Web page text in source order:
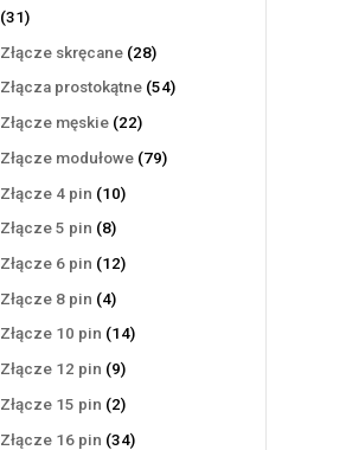
3131
produktów
Złącze skręcane 2828
produktów
Złącza prostokątne 5454
Złącze męskie 2222
produkty
Złącze modułowe 7979
Złącze 4 pin 1010
Złącze 5 pin 88
produktów
Złącze 6 pin 1212
Złącze 8 pin 44
produkty
Złącze 10 pin 1414
Złącze 12 pin 99
produktów
Złącze 15 pin 22
produkty
Złącze 16 pin 3434